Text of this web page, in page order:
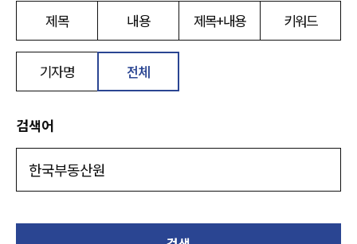
제목 내용 제목+내용 키워드
기자명 전체
검색어